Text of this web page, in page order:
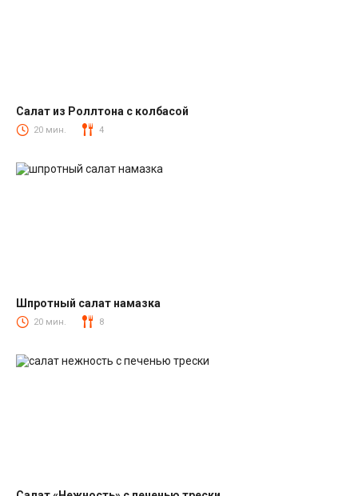
Салаты с колбасой
Салат из Роллтона с колбасой
20 мин. 4
Салаты со шпротами
Шпротный салат намазка
20 мин. 8